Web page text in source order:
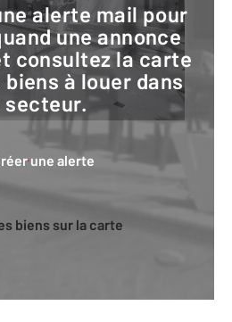
une annonce
consultez la carte
à louer dans
secteur.
Créer une alerte
biens sur la carte